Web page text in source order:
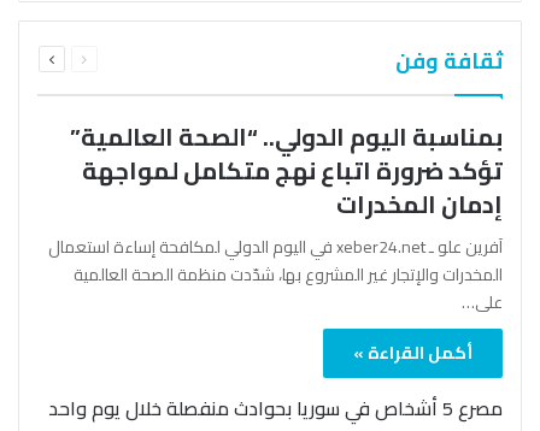
ثقافة وفن الصفحةالصفحة
بمناسبة اليوم الدولي.. “الصحة العالمية”
تؤكد ضرورة اتباع نهج متكامل لمواجهة
إدمان المخدرات
آفرين علو ـ xeber24.net في اليوم الدولي لمكافحة إساءة استعمال
المخدرات والإتجار غير المشروع بها، شدّدت منظمة الصحة العالمية
على…
أكمل القراءة »
مصرع 5 أشخاص في سوريا بحوادث منفصلة خلال يوم واحد